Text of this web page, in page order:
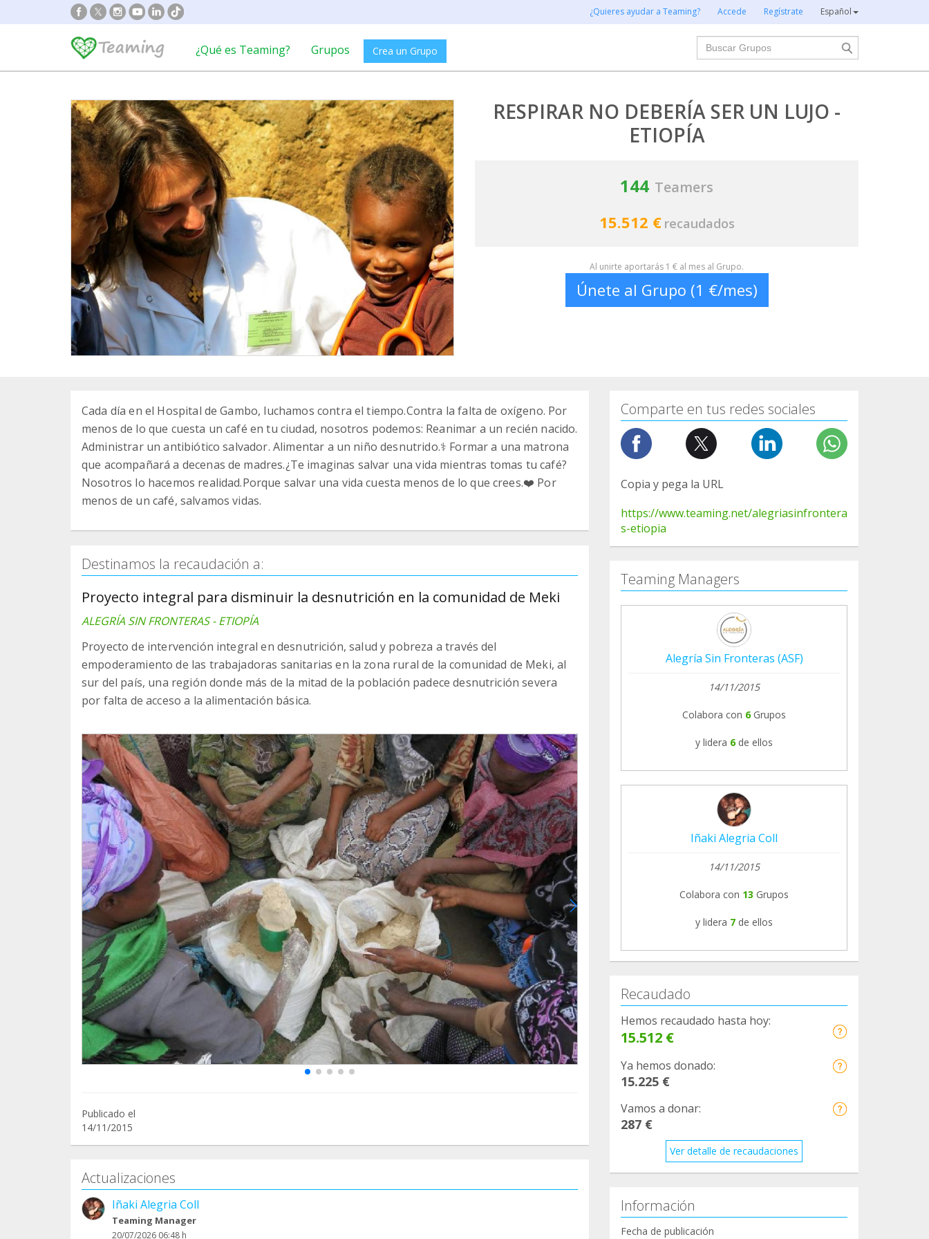
¿Quieres ayudar a Teaming? Accede Regístrate Español
¿Qué es Teaming? Grupos Crea un Grupo
Buscar
RESPIRAR NO DEBERÍA SER UN LUJO -
ETIOPÍA
144 Teamers
15.512 € recaudados
Al unirte aportarás 1 € al mes al Grupo.
Únete al Grupo (1 €/mes)
Cada día en el Hospital de Gambo, luchamos contra el tiempo.Contra la falta de oxígeno. Por
menos de lo que cuesta un café en tu ciudad, nosotros podemos: Reanimar a un recién nacido.
Administrar un antibiótico salvador.️ Alimentar a un niño desnutrido.‍⚕️ Formar a una matrona
que acompañará a decenas de madres.¿Te imaginas salvar una vida mientras tomas tu café?
Nosotros lo hacemos realidad.Porque salvar una vida cuesta menos de lo que crees.❤️ Por
menos de un café, salvamos vidas.
Destinamos la recaudación a:
Proyecto integral para disminuir la desnutrición en la comunidad de Meki
ALEGRÍA SIN FRONTERAS - ETIOPÍA
Proyecto de intervención integral en desnutrición, salud y pobreza a través del
empoderamiento de las trabajadoras sanitarias en la zona rural de la comunidad de Meki, al
sur del país, una región donde más de la mitad de la población padece desnutrición severa
por falta de acceso a la alimentación básica.
Publicado el
14/11/2015
Actualizaciones
Iñaki Alegria Coll
Teaming Manager
20/07/2026 06:48 h
Comparte en tus redes sociales
Copia y pega la URL
https://www.teaming.net/alegriasinfrontera
s-etiopia
Teaming Managers
Alegría Sin Fronteras (ASF)
14/11/2015
Colabora con 6Grupos
y lidera 6 de ellos
Iñaki Alegria Coll
14/11/2015
Colabora con 13 Grupos
y lidera 7 de ellos
Recaudado
Hemos recaudado hasta hoy:
15.512 €
Ya hemos donado:
15.225 €
Vamos a donar:
287 €
Ver detalle de recaudaciones
Información
Fecha de publicación